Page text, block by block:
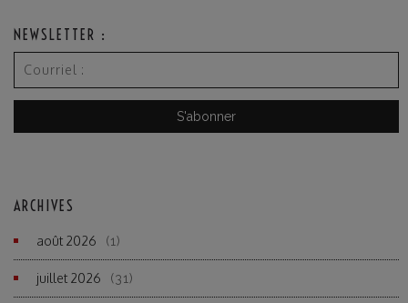
NEWSLETTER :
ARCHIVES
août 2026 (1)
juillet 2026 (31)